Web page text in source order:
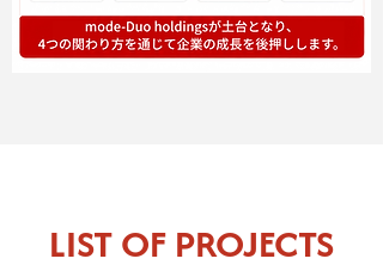
LIST OF PROJECTS